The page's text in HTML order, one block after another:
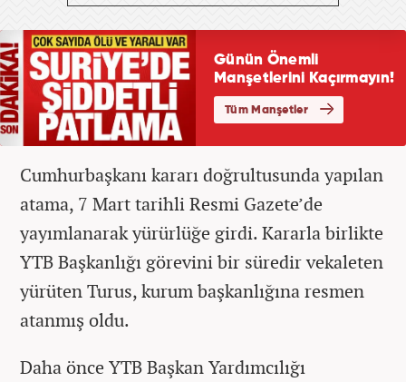
Cumhurbaşkanı kararı doğrultusunda yapılan
atama, 7 Mart tarihli Resmi Gazete’de
yayımlanarak yürürlüğe girdi. Kararla birlikte
YTB Başkanlığı görevini bir süredir vekaleten
yürüten Turus, kurum başkanlığına resmen
atanmış oldu.
Daha önce YTB Başkan Yardımcılığı